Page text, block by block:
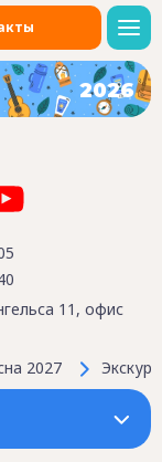
2026
11, офис
2027